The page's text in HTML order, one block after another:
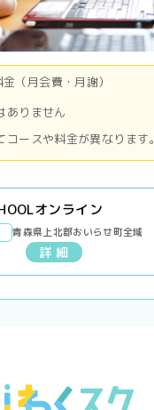
（月会費・月謝）
ありません
ースや料金が異なります。
オンライン
青森県上北郡おいらせ町全域
詳 細